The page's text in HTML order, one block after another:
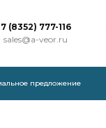
7 (8352) 777-116
sales@a-veor.ru
предложение